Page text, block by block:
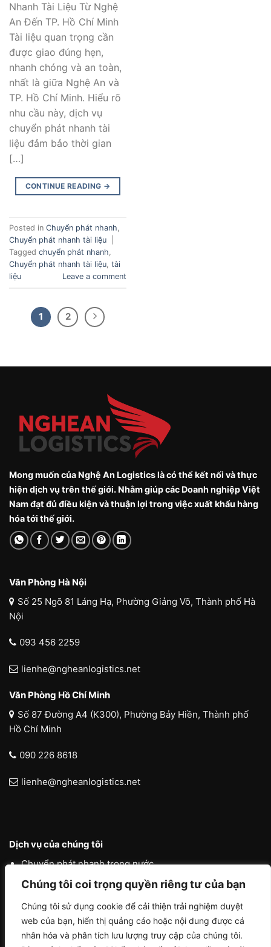
Chúng tôi coi trọng quyền riêng tư của bạn
Chúng tôi sử dụng cookie để cải thiện trải nghiệm duyệt
web của bạn, hiển thị quảng cáo hoặc nội dung được cá
nhân hóa và phân tích lưu lượng truy cập của chúng tôi.
Nhanh Tài Liệu Từ Nghệ
An Đến TP. Hồ Chí Minh
Tài liệu quan trọng cần
được giao đúng hẹn,
nhanh chóng và an toàn,
nhất là giữa Nghệ An và
TP. Hồ Chí Minh. Hiểu rõ
nhu cầu này, dịch vụ
chuyển phát nhanh tài
liệu đảm bảo thời gian
[…]
CONTINUE READING →
Posted in Chuyển phát nhanh
Chuyển phát nhanh tài liệu
Tagged chuyển phát nhanh
Chuyển phát nhanh tài liệu tài
liệu
Leave a comment
1 2
Mong muốn của Nghệ An Logistics là có thể kết nối và thực
hiện dịch vụ trên thế giới. Nhằm giúp các Doanh nghiệp Việt
Nam đạt đủ điều kiện và thuận lợi trong việc xuất khẩu hàng
hóa tới thế giới.
Văn Phòng Hà Nội
Số 25 Ngõ 81 Láng Hạ, Phường Giảng Võ, Thành phố Hà
Nội
093 456 2259
lienhe@ngheanlogistics.net
Văn Phòng Hồ Chí Minh
Số 87 Đường A4 (K300), Phường Bảy Hiền, Thành phố
Hồ Chí Minh
090 226 8618
lienhe@ngheanlogistics.net
Dịch vụ của chúng tôi
Chuyển phát nhanh trong nước
Chuyển phát nhanh quốc tế
Liên vận quốc tế
Logistics vận tải nội địa